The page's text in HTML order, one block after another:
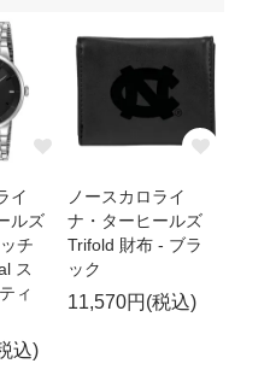
イ
ルズ
チ
ス
ィ
込)
ノースカロライ
ナ・ターヒールズ
Trifold 財布 - ブラ
ック
11,570円(税込)